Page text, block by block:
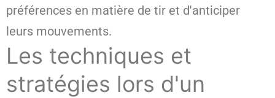
préférences en matière de tir et d'anticiper
leurs mouvements.
Les techniques et
stratégies lors d'un